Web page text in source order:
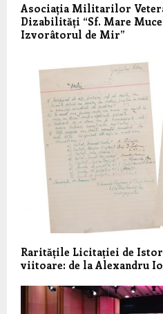
Asociația Militarilor
Dizabilități “Sf. Mare
Izvorâtorul de Mir”
Raritățile Licitației de
viitoare: de la Alexandru